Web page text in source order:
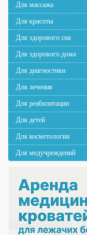
Для массажа
Для красоты
Для здорового сна
Для здорового дома
Для диагностики
Для лечения
Для реабилитации
Для детей
Для косметологии
Для медучреждений